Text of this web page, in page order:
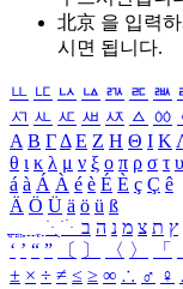
北京 을 입력
시면 됩니다.
ㅥ ㅦ ㅧ ㅨ ㅩ ㅪ ㅫ
ㅺ ㅻ ㅼ ㅽ ㅾ ㅿ ㆀ
Α Β ΓΔ Ε Ζ Η Θ Ι Κ
θ ι κ λ μ ν ξ ο π ρ σ τ υ
á à Á À é è É È ç Ç ê
Ä Ö Ü ä ö ü ß
ִֶֹ ֻּ ׁׂ ץ ת צ מ נ ה ב
‘ ’ “ ” 〔 〕 〈 〉 「
± × ÷ ≠ ≤ ≥ ∞ ∴ ♂ ♀